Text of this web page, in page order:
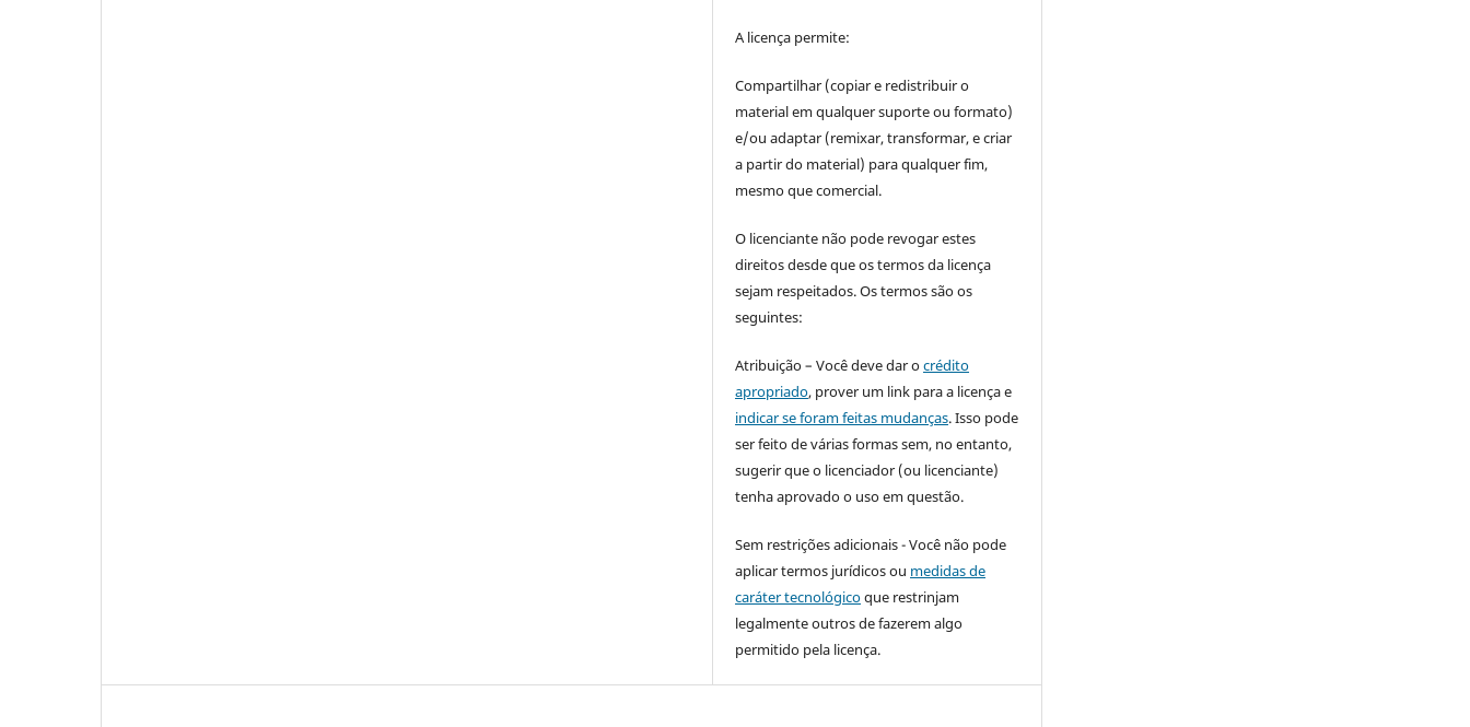
A licença permite:
Compartilhar (copiar e redistribuir o
material em qualquer suporte ou formato)
e/ou adaptar (remixar, transformar, e criar
a partir do material) para qualquer fim,
mesmo que comercial.
O licenciante não pode revogar estes
direitos desde que os termos da licença
sejam respeitados. Os termos são os
seguintes:
Atribuição – Você deve dar ocrédito
apropriado, prover um link para a licença e
indicar se foram feitas mudanças. Isso pode
ser feito de várias formas sem, no entanto,
sugerir que o licenciador (ou licenciante)
tenha aprovado o uso em questão.
Sem restrições adicionais - Você não pode
aplicar termos jurídicos ou medidas de
caráter tecnológicoque restrinjam
legalmente outros de fazerem algo
permitido pela licença.